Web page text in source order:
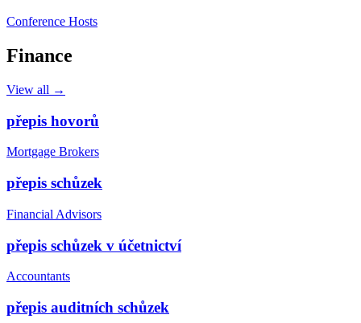
Conference Hosts
Finance
View all →
přepis hovorů
Mortgage Brokers
přepis schůzek
Financial Advisors
přepis schůzek v účetnictví
Accountants
přepis auditních schůzek